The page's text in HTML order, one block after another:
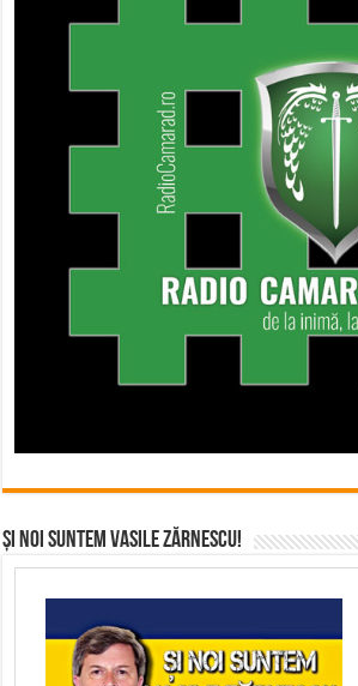
Și noi suntem Vasile Zărnescu!